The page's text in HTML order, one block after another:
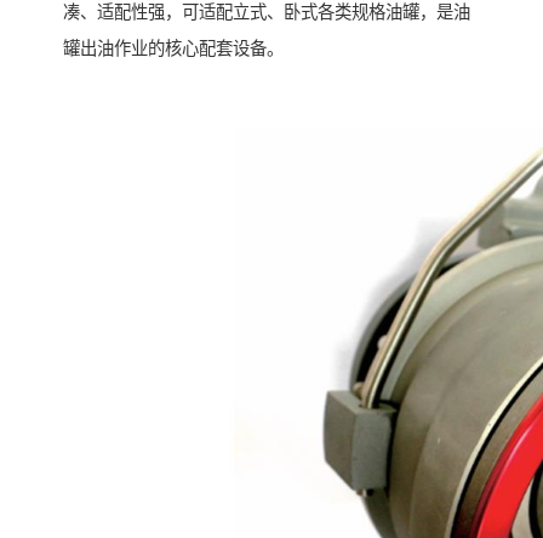
凑、适配性强，可适配立式、卧式各类规格油罐，是油
罐出油作业的核心配套设备。